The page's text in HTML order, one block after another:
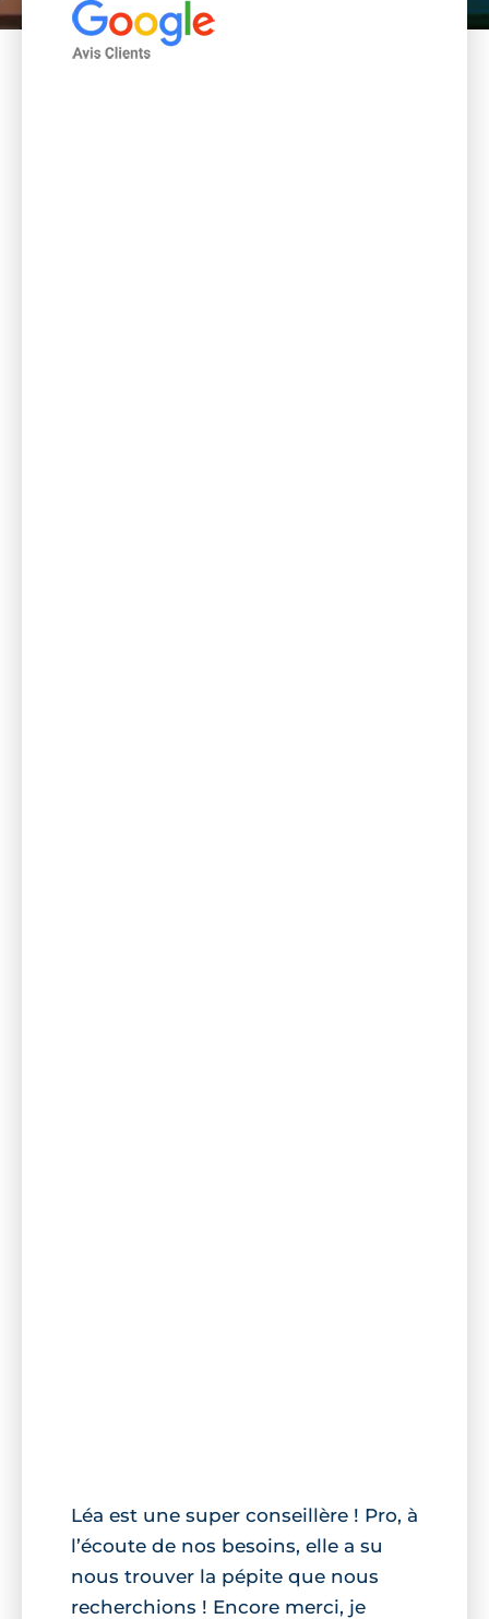
Léa est une super conseillère ! Pro, à
l’écoute de nos besoins, elle a su
nous trouver la pépite que nous
recherchions ! Encore merci, je